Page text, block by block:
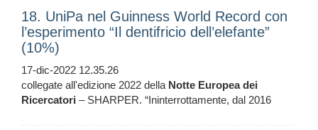
18. UniPa nel Guinness World Record con
l’esperimento “Il dentifricio dell’elefante”
(10%)
17-dic-2022 12.35.26
collegate all'edizione 2022 della Notte Europea dei
Ricercatori – SHARPER. “Ininterrottamente, dal 2016